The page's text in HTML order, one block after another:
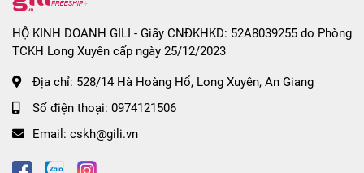
HỘ KINH DOANH GILI - Giấy CNĐKHKD: 52A8039255 do Phòng
TCKH Long Xuyên cấp ngày 25/12/2023
Địa chỉ: 528/14 Hà Hoàng Hổ, Long Xuyên, An Giang
Số điện thoại: 0974121506
Email: cskh@gili.vn